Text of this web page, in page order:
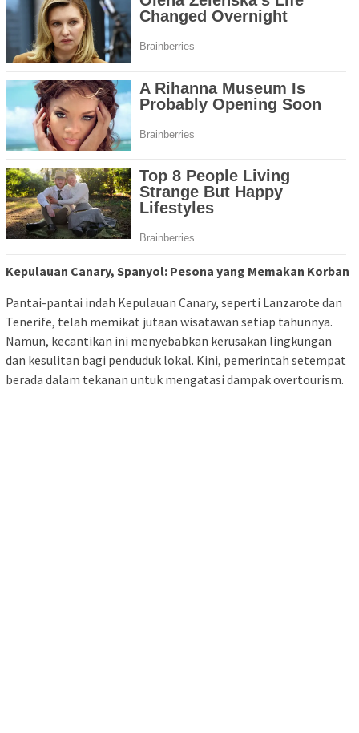
Kepulauan Canary, Spanyol: Pesona yang Memakan Korban
Pantai-pantai indah Kepulauan Canary, seperti Lanzarote dan
Tenerife, telah memikat jutaan wisatawan setiap tahunnya.
Namun, kecantikan ini menyebabkan kerusakan lingkungan
dan kesulitan bagi penduduk lokal. Kini, pemerintah setempat
berada dalam tekanan untuk mengatasi dampak overtourism.